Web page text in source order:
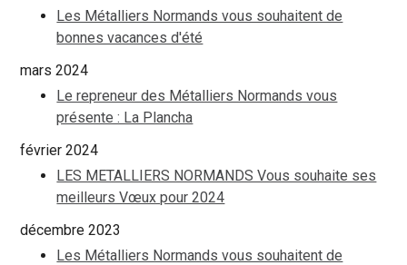
Les Métalliers Normands vous souhaitent de
bonnes vacances d'été
mars 2024
Le repreneur des Métalliers Normands vous
présente : La Plancha
février 2024
LES METALLIERS NORMANDS Vous souhaite ses
meilleurs Vœux pour 2024
décembre 2023
Les Métalliers Normands vous souhaitent de